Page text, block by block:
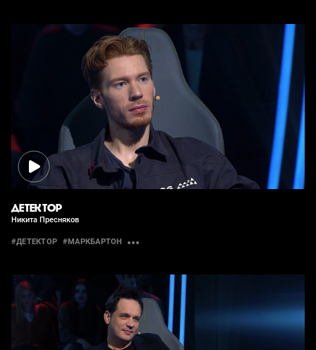
ДЕТЕКТОР
Никита Пресняков
#ДЕТЕКТОР #МАРКБАРТОН